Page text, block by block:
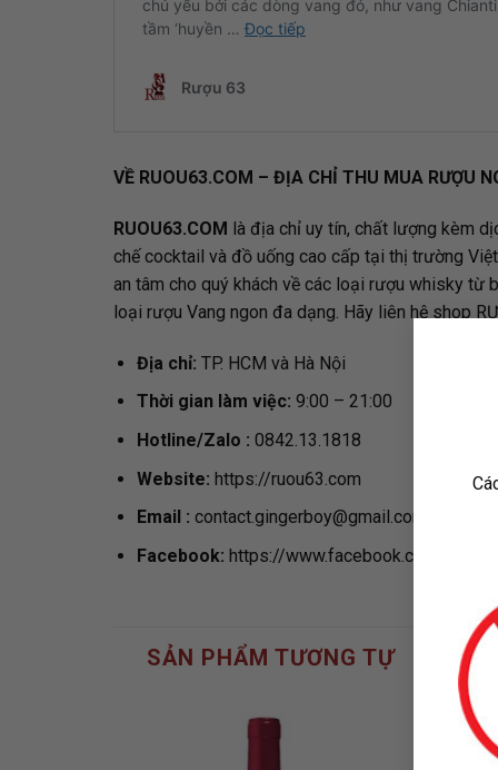
VỀ RUOU63.COM – ĐỊA CHỈ THU MUA RƯỢU
RUOU63.COM là địa chỉ uy tín, chất lượng kèm
chế cocktail và đồ uống cao cấp tại thị trường
an tâm cho quý khách về các loại rượu whisky từ
loại rượu Vang ngon đa dạng. Hãy liên hệ shop
Địa chỉ: TP. HCM và Hà Nội
Thời gian làm việc: 9:00 – 21:00
Hotline/Zalo : 0842.13.1818
Website: https://ruou63.com
Email : contact.gingerboy@gmail.com
Facebook: https://www.facebook.com/Ruou63
SẢN PHẨM TƯƠNG TỰ